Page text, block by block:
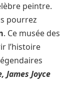
peintre.
pourrez
. Ce musée des
l’histoire
James Joyce